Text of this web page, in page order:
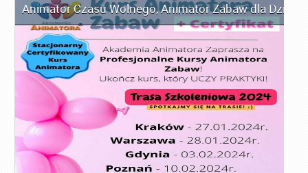
Animator Czasu Wolnego,Animator Zabaw dla Dzieci